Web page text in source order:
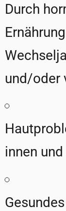
Durch
Ernährung
und/oder
innen